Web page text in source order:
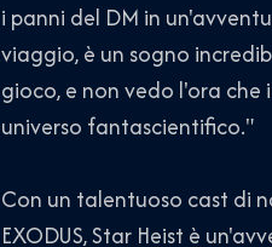
i panni del DM in
viaggio, è un sogno
gioco, e non vedo l'ora
universo fantascientifico."
Con un talentuoso cast di
EXODUS, Star Heist è